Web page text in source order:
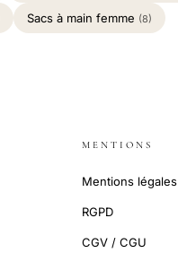
Sacs à main femme (8)
MENTIONS
Mentions légales
RGPD
CGV / CGU